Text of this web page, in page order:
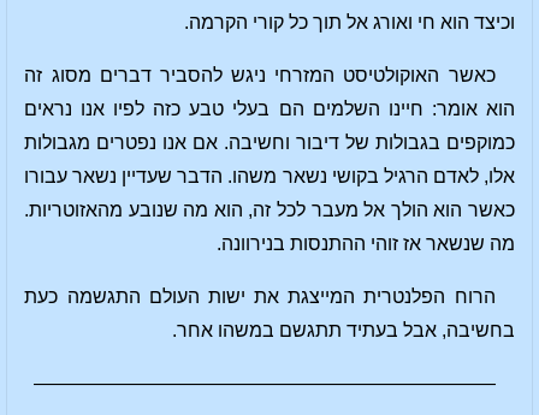
וכיצד הוא חי ואורג אל תוך כל קורי הקרמה.
כאשר האוקולטיסט המזרחי ניגש להסביר דברים מסוג זה
הוא אומר: חיינו השלמים הם בעלי טבע כזה לפיו אנו נראים
כמוקפים בגבולות של דיבור וחשיבה. אם אנו נפטרים מגבולות
אלו, לאדם הרגיל בקושי נשאר משהו. הדבר שעדיין נשאר עבורו
כאשר הוא הולך אל מעבר לכל זה, הוא מה שנובע מהאזוטריות.
מה שנשאר אז זוהי ההתנסות בנירוונה.
הרוח הפלנטרית המייצגת את ישות העולם התגשמה כעת
בחשיבה, אבל בעתיד תתגשם במשהו אחר.
————————————————————————